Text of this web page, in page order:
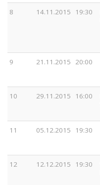
8 14.11.2015 19:30
9 21.11.2015 20:00
10 29.11.2015 16:00
11 05.12.2015 19:30
12 12.12.2015 19:30